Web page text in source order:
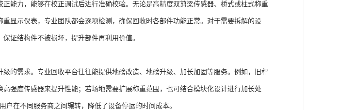
能力，能够在校正调试后进行准确校验。无论是高精度双剪梁传感器、桥式或柱式称重
显示仪表，专业团队都会逐项检测，确保回收时各部件功能正常。对于需要拆解的设
证结构件不被损坏，提升部件再利用价值。
的需求。专业回收平台往往能提供地磅改造、地磅升级、加长加固等服务。例如，旧秤
强度传感器来提升性能；若场地需要扩展称重范围，也可结合模块化设计进行加长处
户在不同服务商之间辗转，降低了设备停运的时间成本。